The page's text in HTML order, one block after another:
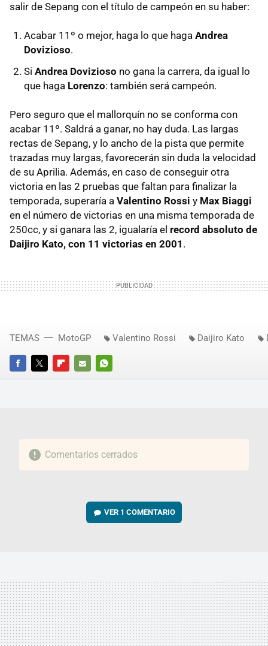
salir de Sepang con el título de campeón en su haber:
Acabar 11º o mejor, haga lo que haga Andrea
Dovizioso.
Si Andrea Dovizioso no gana la carrera, da igual lo
que haga Lorenzo: también será campeón.
Pero seguro que el mallorquín no se conforma con
acabar 11º. Saldrá a ganar, no hay duda. Las largas
rectas de Sepang, y lo ancho de la pista que permite
trazadas muy largas, favorecerán sin duda la velocidad
de su Aprilia. Además, en caso de conseguir otra
victoria en las 2 pruebas que faltan para finalizar la
temporada, superaría a Valentino Rossi y Max Biaggi
en el número de victorias en una misma temporada de
250cc, y si ganara las 2, igualaría el record absoluto de
Daijiro Kato, con 11 victorias en 2001 .
FACEBOOKTWITTERFLIPBOARD
E-
WHATSAPP
TEMAS MotoGP Valentino Rossi Daijiro Kato
Comentarios cerrados
VER 1 COMENTARIO